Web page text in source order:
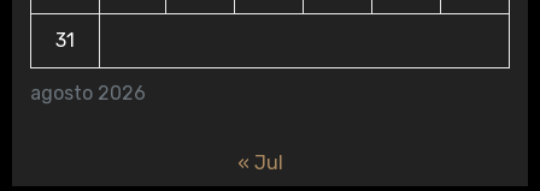
agosto 2026
31
« Jul